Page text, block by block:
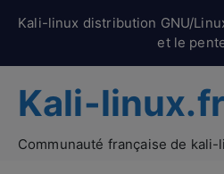
Kali-linux distribution GNU/
et le
Kali-linux.fr
Communauté française de kali-